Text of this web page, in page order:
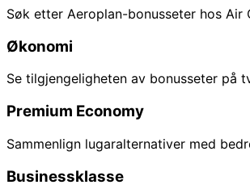
Søk etter Aeroplan-bonusseter hos
Økonomi
Se tilgjengeligheten av bonusseter på
Premium Economy
Sammenlign lugaralternativer med
Businessklasse